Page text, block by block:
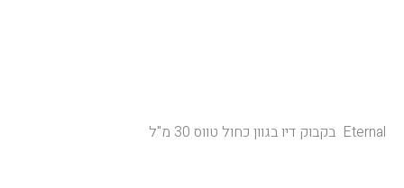
Eternal בקבוק דיו בגוון כחול טווס 30 מ"ל